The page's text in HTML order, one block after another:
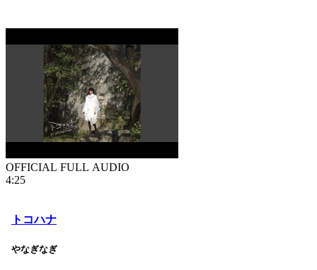
OFFICIAL FULL AUDIO
4:25
トコハナ
やなぎなぎ